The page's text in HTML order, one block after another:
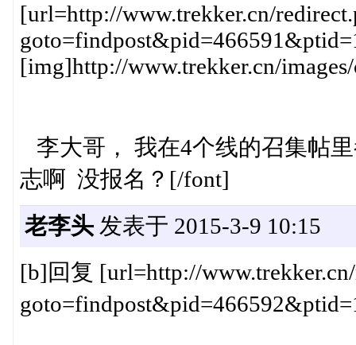
[url=http://www.trekker.cn/
[img]http://www.trekker.cn/
李大哥， 我在4个线的召集帖
志啊 没报名？[/font]
老李头发表于 2015-3-9 10:15
[b]回复 [url=http://